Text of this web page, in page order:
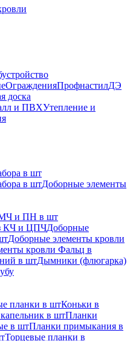
ОгражденияПрофнастилДЭ
доска
и ПВХУтепление и
в шт
в штДоборные элементы
МЧ и ПН в шт
КЧ и ЦПЧДоборные
Доборные элементы кровли
кровли Фальц в
в штДымники (флюгарка)
планки в штКоньки в
в штПланки
в штПланки примыкания в
Торцевые планки в